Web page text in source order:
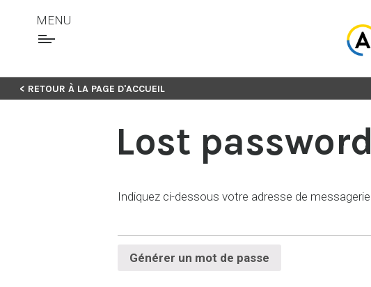
MENU
< RETOUR À LA PAGE D'ACCUEIL
Lost password
Indiquez ci-dessous votre adresse de messagerie
Générer un mot de passe